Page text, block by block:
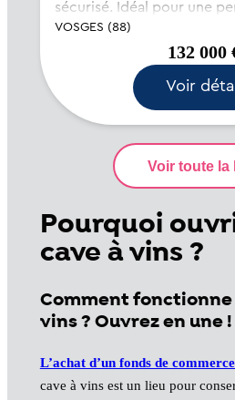
sécurisé. Idéal pour une
VOSGES (88)
132 000
Voir
Pourquoi
cave à vins ?
Comment fonctionne
vins ? Ouvrez en une !
L’achat d’un fonds de
cave à vins est un lieu pour